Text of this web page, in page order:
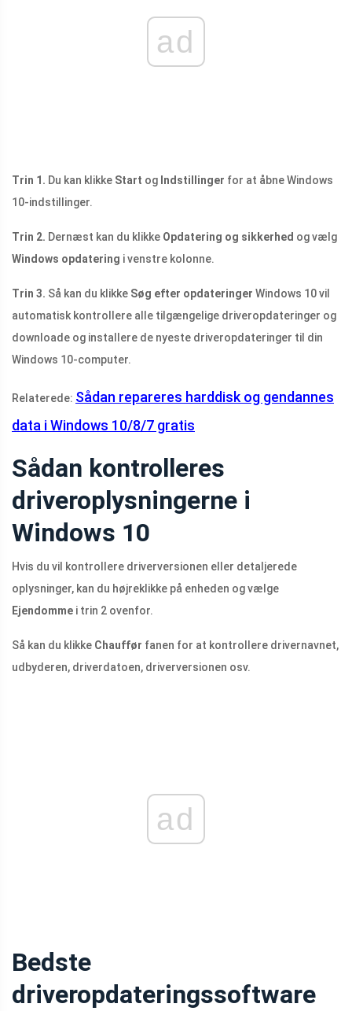
ad
Trin 1. Du kan klikke Start og Indstillinger for at åbne Windows
10-indstillinger.
Trin 2. Dernæst kan du klikke Opdatering og sikkerhed og vælg
Windows opdatering i venstre kolonne.
Trin 3. Så kan du klikke Søg efter opdateringer Windows 10 vil
automatisk kontrollere alle tilgængelige driveropdateringer og
downloade og installere de nyeste driveropdateringer til din
Windows 10-computer.
Relaterede: Sådan repareres harddisk og gendannes
data i Windows 10/8/7 gratis
Sådan kontrolleres
driveroplysningerne i
Windows 10
Hvis du vil kontrollere driverversionen eller detaljerede
oplysninger, kan du højreklikke på enheden og vælge
Ejendomme i trin 2 ovenfor.
Så kan du klikke Chauffør fanen for at kontrollere drivernavnet,
udbyderen, driverdatoen, driverversionen osv.
ad
Bedste
driveropdateringssoftware